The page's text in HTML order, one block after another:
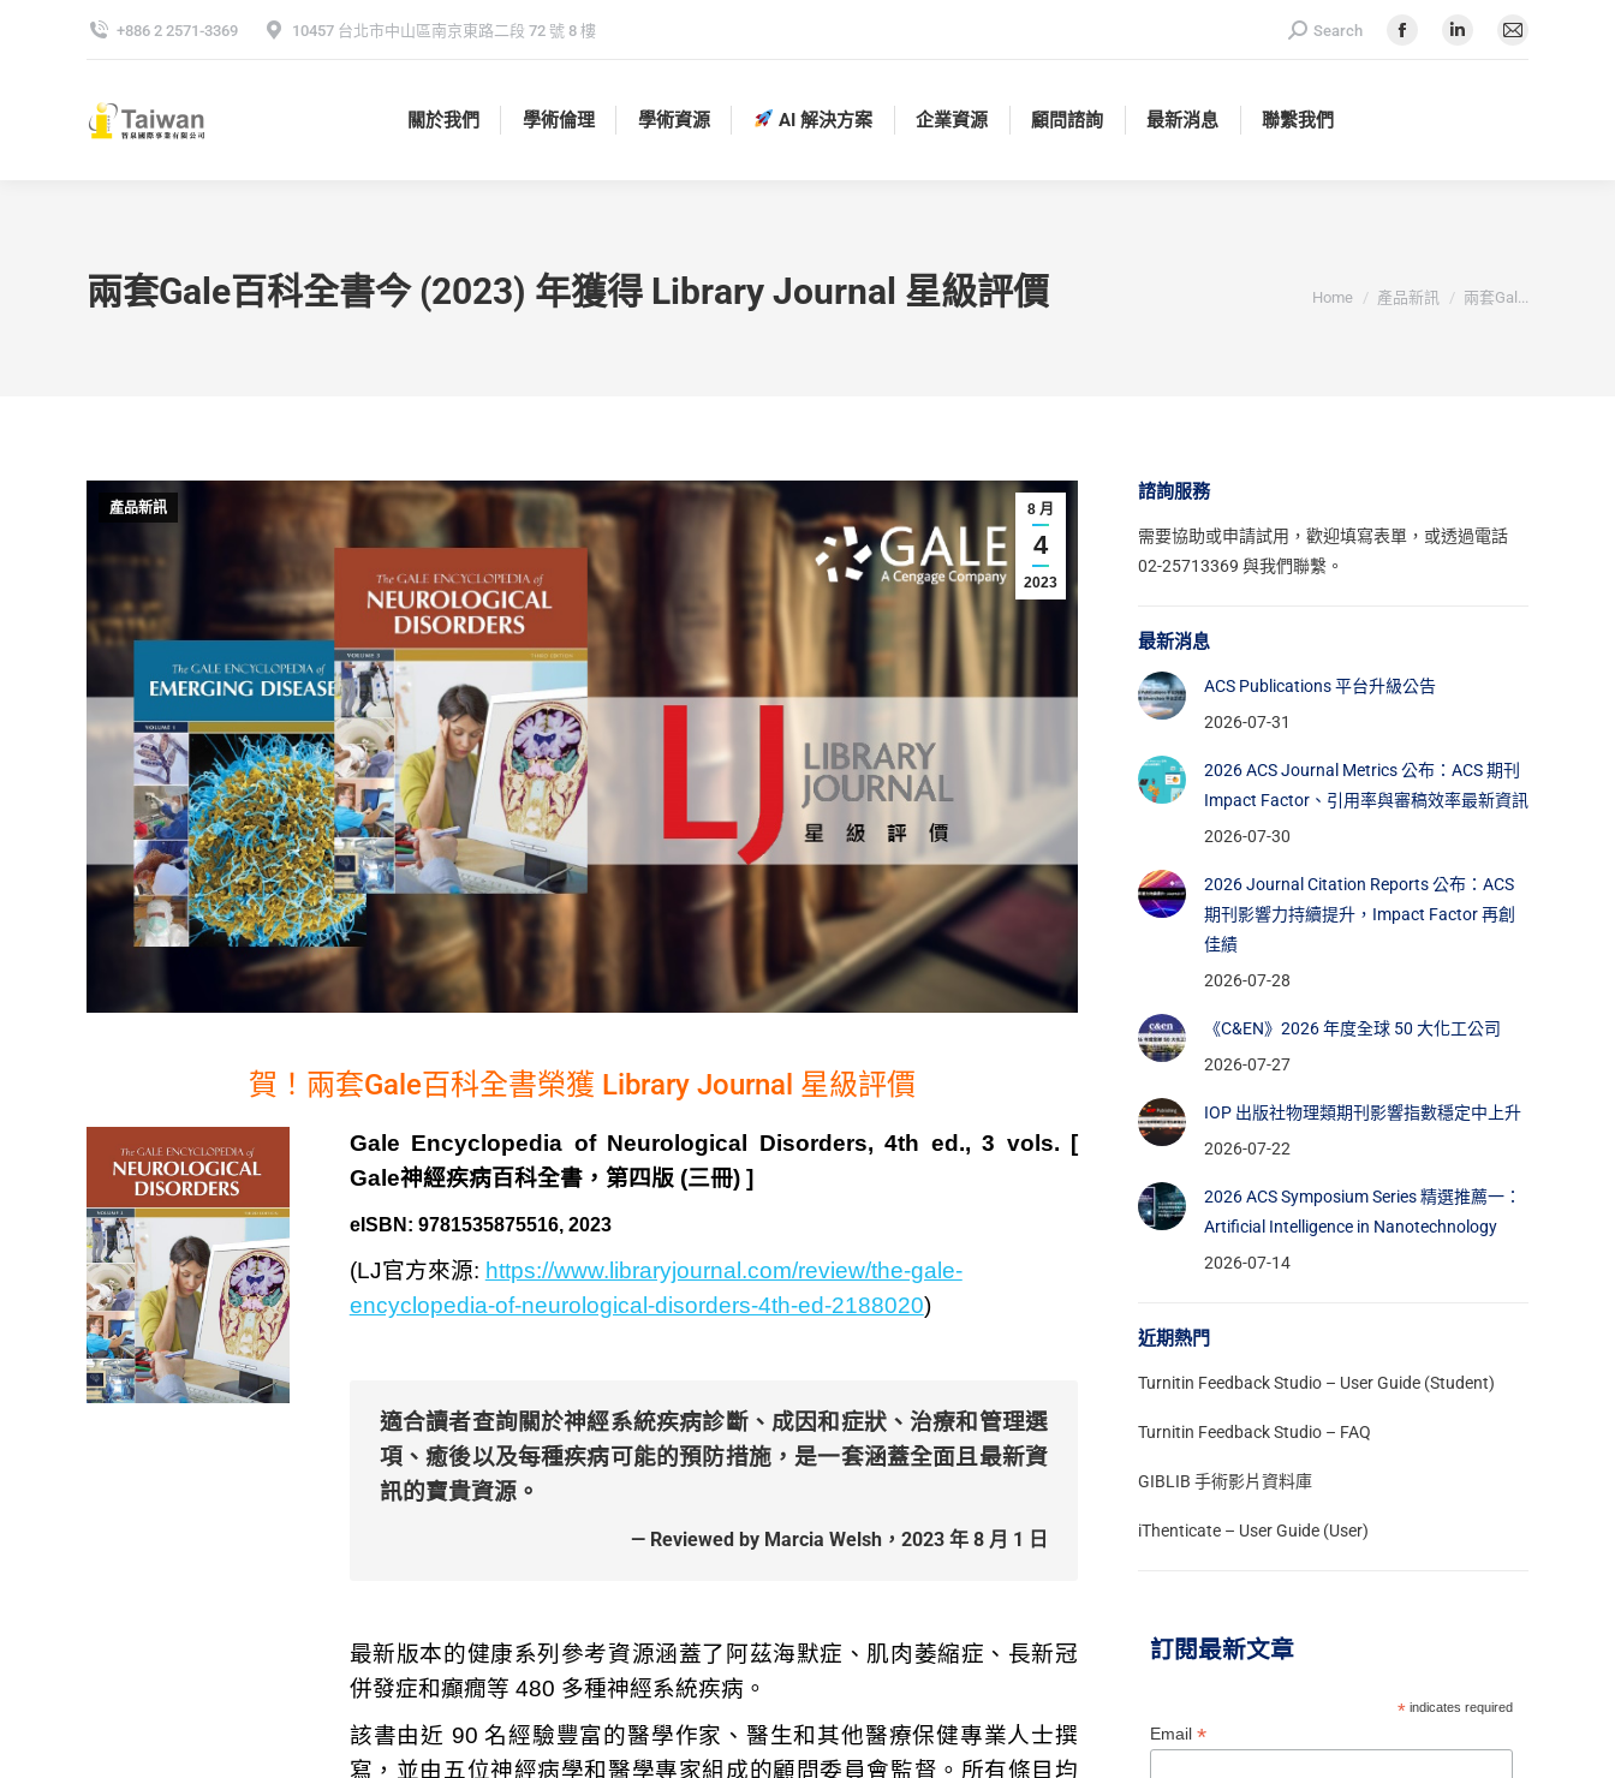
+886 2 2571-3369 10457 台北市中山區南京東路二段 72 號 8 樓 Search:Search
關於我們 學術倫理 學術資源 AI 解決方案 企業資源 顧問諮詢 最新消息 聯繫我們
兩套Gale百科全書今 (2023) 年獲得 Library Journal 星級評價 You are here:
Home 產品新訊 兩套Gal...
8 月
4
2023
產品新訊
賀！兩套Gale百科全書榮獲 Library Journal 星級評價
Gale Encyclopedia of Neurological Disorders, 4th ed., 3 vols. [
Gale神經疾病百科全書，第四版 (三冊) ]
eISBN: 9781535875516, 2023
(LJ官方來源: https://www.libraryjournal.com/review/the-gale-
encyclopedia-of-neurological-disorders-4th-ed-2188020)
適合讀者查詢關於神經系統疾病診斷、成因和症狀、治療和管理選
項、癒後以及每種疾病可能的預防措施，是一套涵蓋全面且最新資
訊的寶貴資源。
— Reviewed by Marcia Welsh ， 2023 年 8 月 1 日
最新版本的健康系列參考資源涵蓋了阿茲海默症、肌肉萎縮症、長新冠
併發症和癲癇等 480 多種神經系統疾病。
該書由近 90 名經驗豐富的醫學作家、醫生和其他醫療保健專業人士撰
寫，並由五位神經病學和醫學專家組成的顧問委員會監督。所有條目均
諮詢服務
需要協助或申請試用， 歡迎填寫表單 ，或透過電話
02-25713369 與我們聯繫。
最新消息
ACS Publications 平台升級公告
2026-07-31
2026 ACS Journal Metrics 公布：ACS 期刊
Impact Factor、引用率與審稿效率最新資訊
2026-07-30
2026 Journal Citation Reports 公布：ACS
期刊影響力持續提升，Impact Factor 再創
佳績
2026-07-28
《C&EN》2026 年度全球 50 大化工公司
2026-07-27
IOP 出版社物理類期刊影響指數穩定中上升
2026-07-22
2026 ACS Symposium Series 精選推薦一：
Artificial Intelligence in Nanotechnology
2026-07-14
近期熱門
Turnitin Feedback Studio – User Guide (Student)
Turnitin Feedback Studio – FAQ
GIBLIB 手術影片資料庫
iThenticate – User Guide (User)
訂閱最新文章
* indicates required
Email *
關於我們 學術倫理 聯繫我們